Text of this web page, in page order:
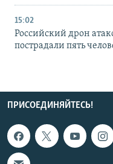
15:02
Российский дрон
пострадали пять
ПРИСОЕДИНЯЙТЕСЬ!